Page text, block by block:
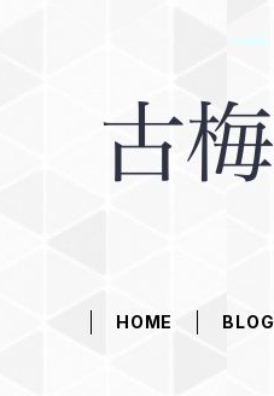
HOME BLOG